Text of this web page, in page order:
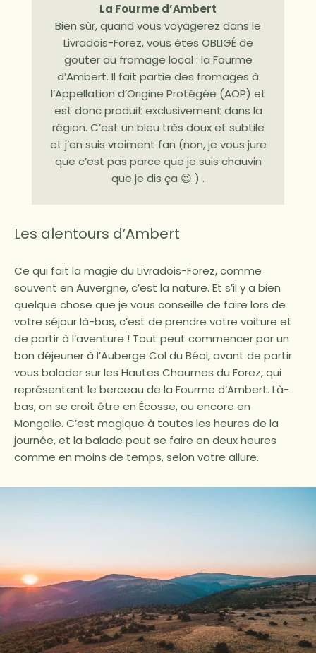
La Fourme d’Ambert
Bien sûr, quand vous voyagerez dans le
Livradois-Forez, vous êtes OBLIGÉ de
gouter au fromage local : la Fourme
d’Ambert. Il fait partie des fromages à
l’Appellation d’Origine Protégée (AOP) et
est donc produit exclusivement dans la
région. C’est un bleu très doux et subtile
et j’en suis vraiment fan (non, je vous jure
que c’est pas parce que je suis chauvin
que je dis ça 😉 ) .
Les alentours d’Ambert
Ce qui fait la magie du Livradois-Forez, comme
souvent en Auvergne, c’est la nature. Et s’il y a bien
quelque chose que je vous conseille de faire lors de
votre séjour là-bas, c’est de prendre votre voiture et
de partir à l’aventure ! Tout peut commencer par un
bon déjeuner à l’Auberge Col du Béal, avant de partir
vous balader sur les Hautes Chaumes du Forez, qui
représentent le berceau de la Fourme d’Ambert. Là-
bas, on se croit être en Écosse, ou encore en
Mongolie. C’est magique à toutes les heures de la
journée, et la balade peut se faire en deux heures
comme en moins de temps, selon votre allure.